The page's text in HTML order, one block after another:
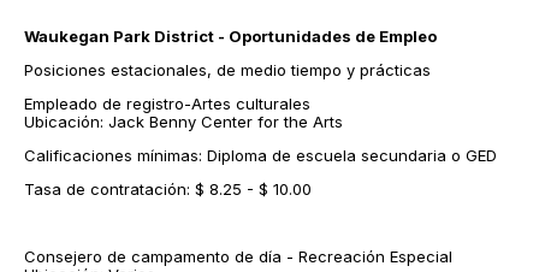
Waukegan Park District - Oportunidades de Empleo
Posiciones estacionales, de medio tiempo y prácticas
Empleado de registro-Artes culturales
Ubicación: Jack Benny Center for the Arts
Calificaciones mínimas: Diploma de escuela secundaria o GED
Tasa de contratación: $ 8.25 - $ 10.00
Consejero de campamento de día - Recreación Especial